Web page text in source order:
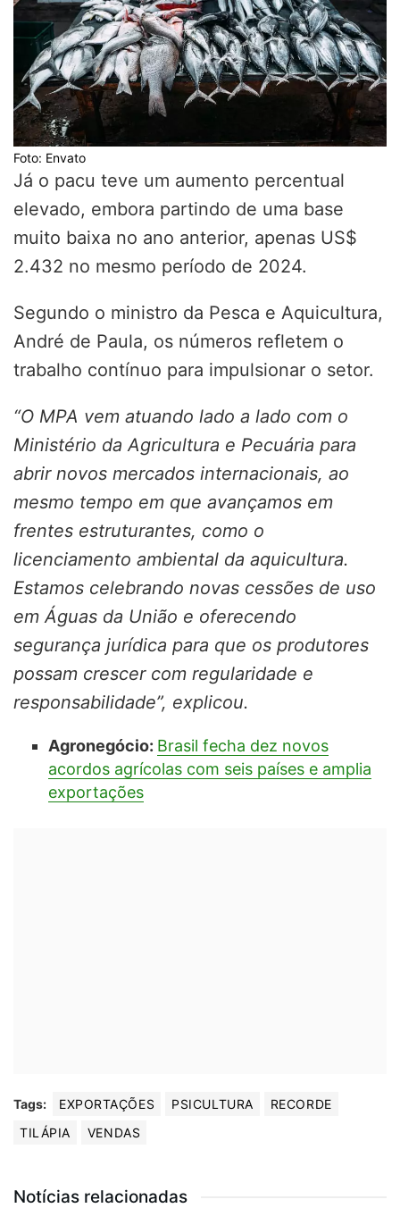
Foto: Envato
Já o pacu teve um aumento percentual
elevado, embora partindo de uma base
muito baixa no ano anterior, apenas US$
2.432 no mesmo período de 2024.
Segundo o ministro da Pesca e Aquicultura,
André de Paula, os números refletem o
trabalho contínuo para impulsionar o setor.
“O MPA vem atuando lado a lado com o
Ministério da Agricultura e Pecuária para
abrir novos mercados internacionais, ao
mesmo tempo em que avançamos em
frentes estruturantes, como o
licenciamento ambiental da aquicultura.
Estamos celebrando novas cessões de uso
em Águas da União e oferecendo
segurança jurídica para que os produtores
possam crescer com regularidade e
responsabilidade”, explicou.
Agronegócio: Brasil fecha dez novos
acordos agrícolas com seis países e amplia
exportações
Tags: EXPORTAÇÕES PSICULTURA
RECORDE
TILÁPIA
VENDAS
Notícias relacionadas